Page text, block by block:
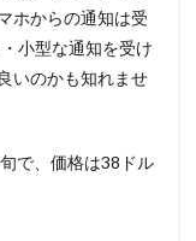
ホからの通知は受
小型な通知を受け
いのかも知れませ
で、価格は38ドル